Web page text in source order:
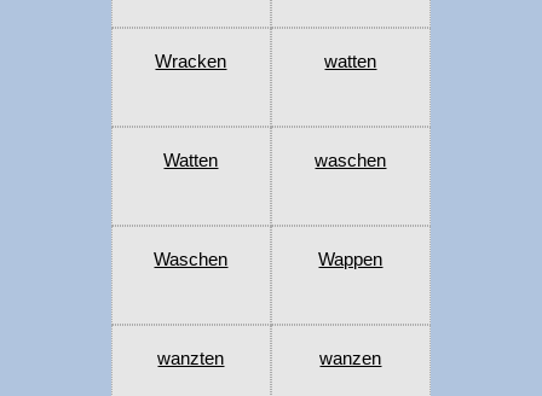
Wracken watten
Watten waschen
Waschen Wappen
wanzten wanzen